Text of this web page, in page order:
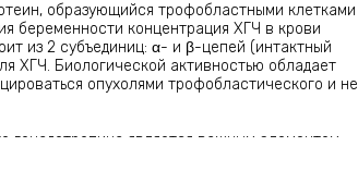
образующийся трофобластными клетками
беременности концентрация ХГЧ в крови
из 2 субъединиц: α- и β-цепей (интактный
ХГЧ. Биологической активностью обладает
опухолями трофобластического и не
гонадотропина является важным элементом
с 4 недель.